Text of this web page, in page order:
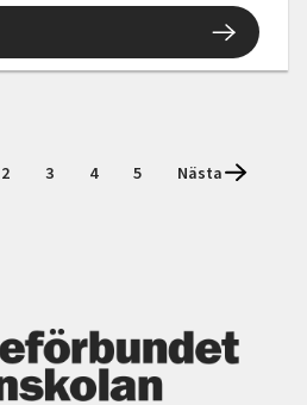
2 3 4 5 Nästa